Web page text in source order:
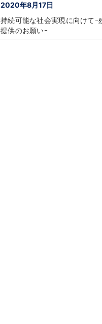
2020年8月17日
持続可能な社会実現に向けてｰ
提供のお願いｰ